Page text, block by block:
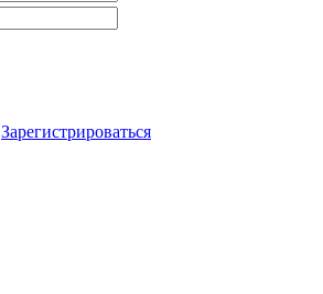
Зарегистрироваться